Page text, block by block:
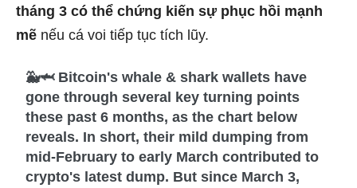
tháng 3 có thể chứng kiến sự phục hồi mạnh
mẽ nếu cá voi tiếp tục tích lũy.
🐳🦈 Bitcoin's whale & shark wallets have
gone through several key turning points
these past 6 months, as the chart below
reveals. In short, their mild dumping from
mid-February to early March contributed to
crypto's latest dump. But since March 3,